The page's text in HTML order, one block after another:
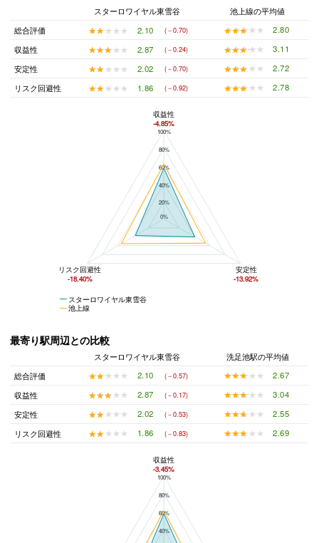
スターロワイヤル東雪谷
池上線の平均値
総合評価
★★★★★
★★★★★ 2.10 (－0.70) ★★★★★
★★★★★
2.80
収益性
★★★★★
★★★★★ 2.87 (－0.24) ★★★★★
★★★★★
3.11
安定性
★★★★★
★★★★★ 2.02 (－0.70) ★★★★★
★★★★★
2.72
リスク回避性
★★★★★
★★★★★ 1.86 (－0.92) ★★★★★
★★★★★ 2.78
スターロワイヤル東雪谷と池上線の平均値の総合評価の比較
100%
80%
60%
40%
20%
0%
スターロワイヤル東雪谷
池上線
収益性
-4.85%
リスク回避性
-18.40%
安定性
-13.92%
最寄り駅周辺との比較
スターロワイヤル東雪谷
洗足池駅の平均値
総合評価
★★★★★
★★★★★ 2.10 (－0.57) ★★★★★
★★★★★
2.67
収益性
★★★★★
★★★★★ 2.87 (－0.17) ★★★★★
★★★★★
3.04
安定性
★★★★★
★★★★★ 2.02 (－0.53) ★★★★★
★★★★★
2.55
リスク回避性
★★★★★
★★★★★ 1.86 (－0.83) ★★★★★
★★★★★ 2.69
スターロワイヤル東雪谷と洗足池駅の平均値の総合評価の比較
100%
80%
60%
40%
収益性
-3.45%